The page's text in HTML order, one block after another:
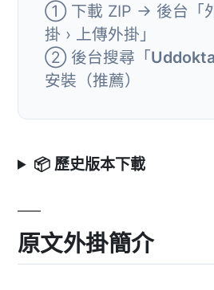
① 下載 ZIP → 後台「
掛 › 上傳外掛」
② 後台搜尋「
安裝（推薦）
📦 歷史版本下載
原文外掛簡介